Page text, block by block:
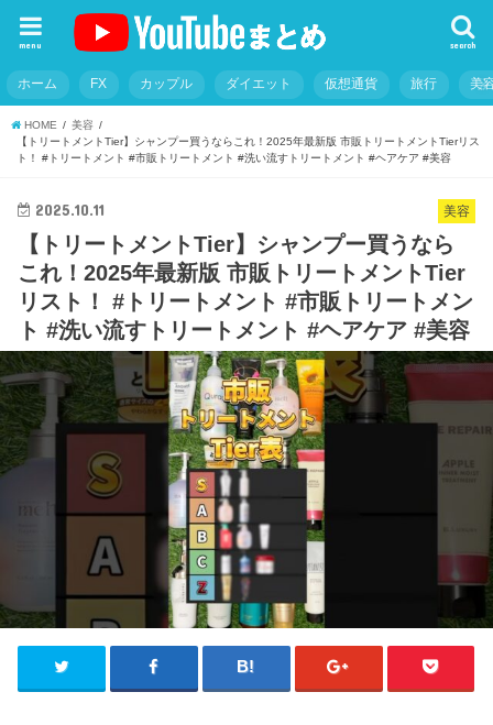
search
menu
ホーム FX カップル ダイエット 仮想通貨 旅行 美
HOME
美容
【トリートメントTier】シャンプー買うならこれ！2025年最新版 市販トリートメントTierリス
ト！ #トリートメント #市販トリートメント #洗い流すトリートメント #ヘアケア #美容
美容
2025.10.11
【トリートメントTier】シャンプー買うなら
これ！2025年最新版 市販トリートメントTier
リスト！ #トリートメント #市販トリートメン
ト #洗い流すトリートメント #ヘアケア #美容